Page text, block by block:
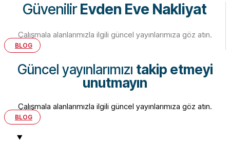
GüvenilirEvden Eve Nakliyat
Çalışmala alanlarımızla ilgili güncel yayınlarımıza göz atın.
BLOG
Güncel yayınlarımızı takip etmeyi
unutmayın
Çalışmala alanlarımızla ilgili güncel yayınlarımıza göz atın.
BLOG